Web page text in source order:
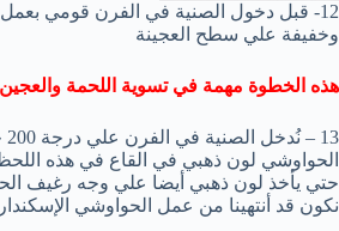
12- قبل دخول الصنية في الفرن قومي
وخفيفة علي سطح العجينة
هذه الخطوة مهمة في تسوية اللحمة والعجين
الحواوشي لون ذهبي في القاع في هذه
حتي يأخذ لون ذهبي أيضا علي وجه رغيف
نكون قد أنتهينا من عمل الحواوشي